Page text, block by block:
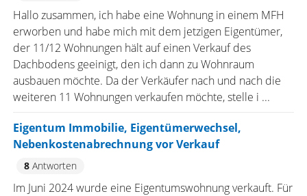
Hallo zusammen, ich habe eine Wohnung in einem MFH
erworben und habe mich mit dem jetzigen Eigentümer,
der 11/12 Wohnungen hält auf einen Verkauf des
Dachbodens geeinigt, den ich dann zu Wohnraum
ausbauen möchte. Da der Verkäufer nach und nach die
weiteren 11 Wohnungen verkaufen möchte, stelle i ...
Eigentum Immobilie, Eigentümerwechsel,
Nebenkostenabrechnung vor Verkauf
8Antworten
Im Juni 2024 wurde eine Eigentumswohnung verkauft. Für